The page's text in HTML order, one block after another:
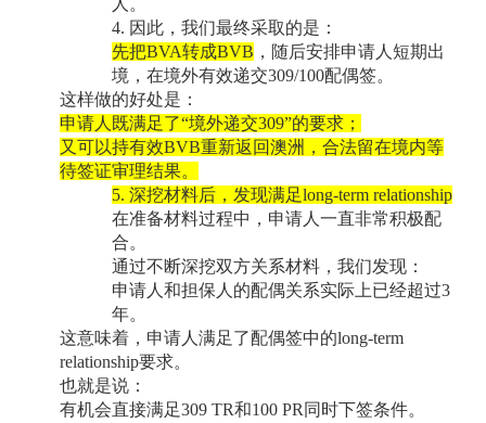
人。
4. 因此，我们最终采取的是：
先把BVA转成BVB ，随后安排申请人短期出
境，在境外有效递交309/100配偶签。
这样做的好处是：
申请人既满足了“境外递交309”的要求；
又可以持有效BVB重新返回澳洲，合法留在境内等
待签证审理结果。
5. 深挖材料后，发现满足long-term relationship
在准备材料过程中，申请人一直非常积极配
合。
通过不断深挖双方关系材料，我们发现：
申请人和担保人的配偶关系实际上已经超过3
年。
这意味着，申请人满足了配偶签中的long-term
relationship要求。
也就是说：
有机会直接满足309 TR和100 PR 同时下签条件。